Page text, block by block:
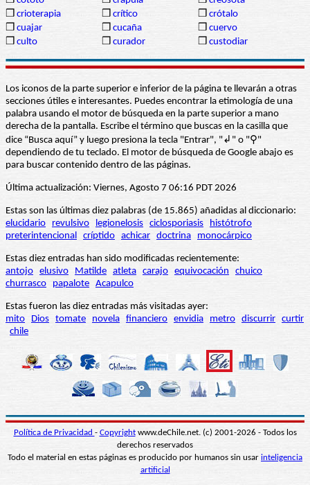
❒ crioterapia ❒ crítico ❒ crótalo
❒ cuajar ❒ cucaña ❒ cuervo
❒ culto ❒ curador ❒ custodiar
Los iconos de la parte superior e inferior de la página te llevarán a otras
secciones útiles e interesantes. Puedes encontrar la etimología de una
palabra usando el motor de búsqueda en la parte superior a mano
derecha de la pantalla. Escribe el término que buscas en la casilla que
dice “Busca aquí” y luego presiona la tecla "Entrar", "↲" o "⚲"
dependiendo de tu teclado. El motor de búsqueda de Google abajo es
para buscar contenido dentro de las páginas.
Última actualización: Viernes, Agosto 7 06:16 PDT 2026
Estas son las últimas diez palabras (de 15.865) añadidas al diccionario:
elucidario
revulsivo legionelosis ciclosporiasis
histótrofo
preterintencional críptido achicar doctrina monocárpico
Estas diez entradas han sido modificadas recientemente:
antojo elusivo Matilde atleta carajo equivocación
chuico
churrasco
papalote Acapulco
Estas fueron las diez entradas más visitadas ayer:
mito
Dios tomate novela financiero envidia metro discurrir curtir
chile
Política de Privacidad - Copyrightwww.deChile.net. (c) 2001-2026 - Todos los
derechos reservados
Todo el material en estas páginas es producido por humanos sin usar inteligencia
artificial